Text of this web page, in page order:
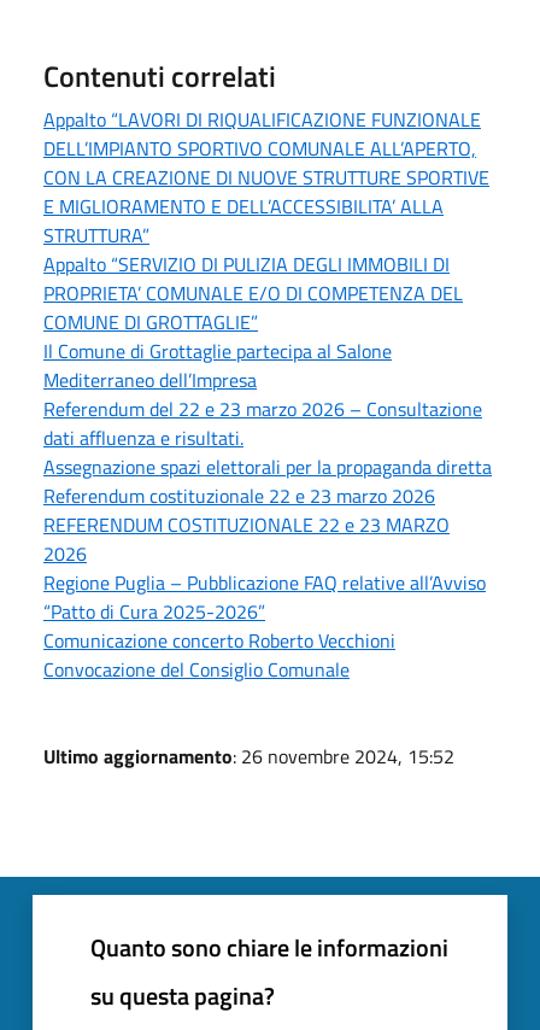
Contenuti correlati
Appalto “LAVORI DI RIQUALIFICAZIONE FUNZIONALE
DELL’IMPIANTO SPORTIVO COMUNALE ALL’APERTO,
CON LA CREAZIONE DI NUOVE STRUTTURE SPORTIVE
E MIGLIORAMENTO E DELL’ACCESSIBILITA’ ALLA
STRUTTURA”
Appalto “SERVIZIO DI PULIZIA DEGLI IMMOBILI DI
PROPRIETA’ COMUNALE E/O DI COMPETENZA DEL
COMUNE DI GROTTAGLIE”
Il Comune di Grottaglie partecipa al Salone
Mediterraneo dell’Impresa
Referendum del 22 e 23 marzo 2026 – Consultazione
dati affluenza e risultati.
Assegnazione spazi elettorali per la propaganda diretta
Referendum costituzionale 22 e 23 marzo 2026
REFERENDUM COSTITUZIONALE 22 e 23 MARZO
2026
Regione Puglia – Pubblicazione FAQ relative all’Avviso
“Patto di Cura 2025-2026”
Comunicazione concerto Roberto Vecchioni
Convocazione del Consiglio Comunale
Ultimo aggiornamento: 26 novembre 2024, 15:52
Quanto sono chiare le informazioni
su questa pagina?